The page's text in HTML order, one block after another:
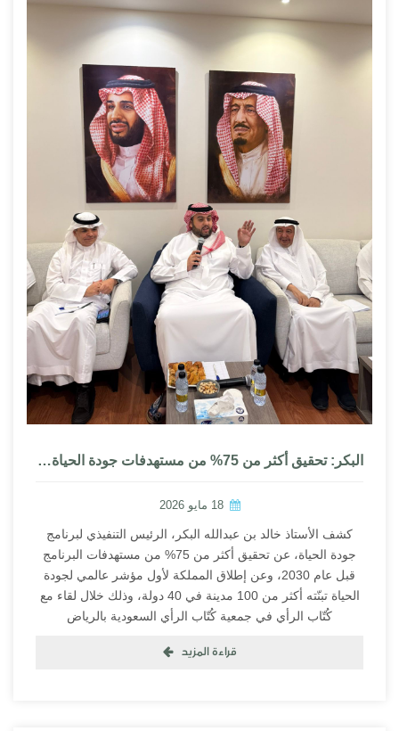
البكر: تحقيق أكثر من 75% من مستهدفات جودة الحياة قبل 2030
18 مايو 2026
كشف الأستاذ خالد بن عبدالله البكر، الرئيس التنفيذي لبرنامج
جودة الحياة، عن تحقيق أكثر من 75% من مستهدفات البرنامج
قبل عام 2030، وعن إطلاق المملكة لأول مؤشر عالمي لجودة
الحياة تبنّته أكثر من 100 مدينة في 40 دولة، وذلك خلال لقاء مع
كُتّاب الرأي في جمعية كُتّاب الرأي السعودية بالرياض
قراءة المزيد